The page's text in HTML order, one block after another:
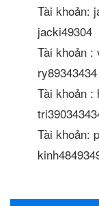
Tài khoản:
jacki49304
Tài khoản :
ry89343434
Tài khoản :
Tài khoản: